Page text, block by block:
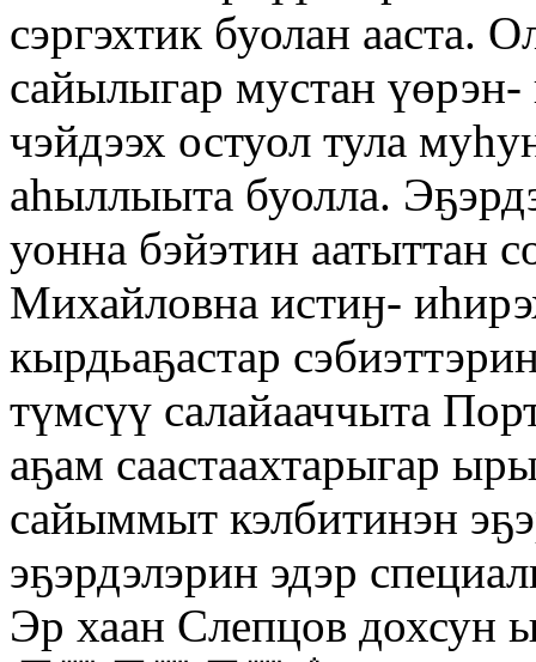
сэргэхтик буолан ааста.
сайылыгар мустан
чэйдээх остуол тула
аһыллыыта буолла.
уонна бэйэтин аатыттан
Михайловна истиӈ-
кырдьаҕастар
түмсүү салайааччыта
аҕам саастаахтарыгар
сайыммыт кэлбитинэн
эҕэрдэлэрин эдэр
Эр хаан Слепцов дохсун